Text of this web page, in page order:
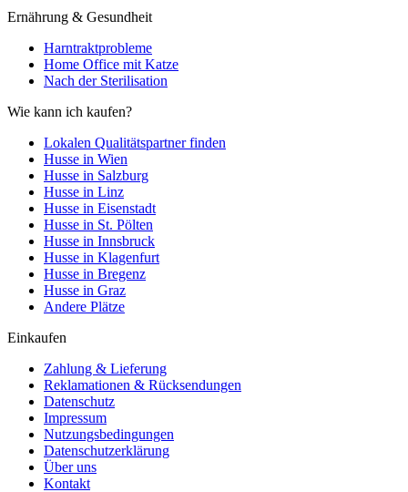
Ernährung & Gesundheit
Harntraktprobleme
Home Office mit Katze
Nach der Sterilisation
Wie kann ich kaufen?
Lokalen Qualitätspartner finden
Husse in Wien
Husse in Salzburg
Husse in Linz
Husse in Eisenstadt
Husse in St. Pölten
Husse in Innsbruck
Husse in Klagenfurt
Husse in Bregenz
Husse in Graz
Andere Plätze
Einkaufen
Zahlung & Lieferung
Reklamationen & Rücksendungen
Datenschutz
Impressum
Nutzungsbedingungen
Datenschutzerklärung
Über uns
Kontakt